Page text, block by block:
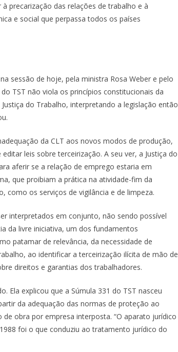
precarização das relações de trabalho e à
e social que perpassa todos os países
sessão de hoje, pela ministra Rosa Weber e pelo
TST não viola os princípios constitucionais da
do Trabalho, interpretando a legislação então
da CLT aos novos modos de produção,
leis sobre terceirização. A seu ver, a Justiça do
aferir se a relação de emprego estaria em
que proibiam a prática na atividade-fim da
como os serviços de vigilância e de limpeza.
interpretados em conjunto, não sendo possível
da livre iniciativa, um dos fundamentos
patamar de relevância, da necessidade de
ao identificar a terceirização ilícita de mão de
direitos e garantias dos trabalhadores.
Ela explicou que a Súmula 331 do TST nasceu
da adequação das normas de proteção ao
obra por empresa interposta. “O aparato jurídico
foi o que conduziu ao tratamento jurídico do